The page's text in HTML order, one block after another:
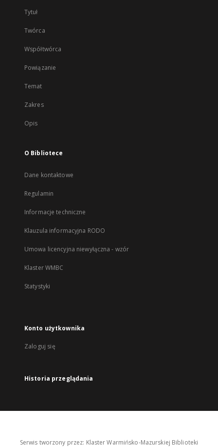
Tytuł
Twórca
Współtwórca
Powiązanie
Temat
Zakres
Opis
O Bibliotece
Dane kontaktowe
Regulamin
Informacje techniczne
Klauzula informacyjna RODO
Umowa licencyjna niewyłączna - wzór
Klaster WMBC
Statystyki
Konto użytkownika
Zaloguj się
Historia przeglądania
Serwis tworzony przez: Klaster Warmińsko-Mazurskiej Biblioteki